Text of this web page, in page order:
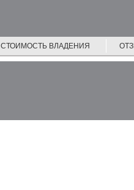
СТОИМОСТЬ ВЛАДЕНИЯ